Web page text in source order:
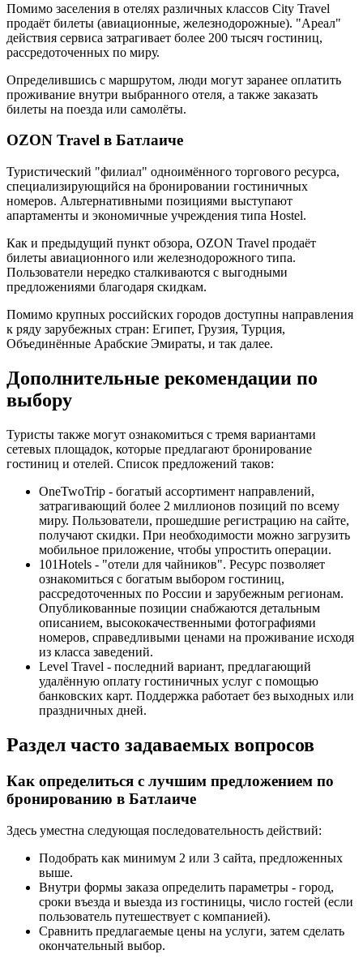
Помимо заселения в отелях различных классов City Travel
продаёт билеты (авиационные, железнодорожные). "Ареал"
действия сервиса затрагивает более 200 тысяч гостиниц,
рассредоточенных по миру.
Определившись с маршрутом, люди могут заранее оплатить
проживание внутри выбранного отеля, а также заказать
билеты на поезда или самолёты.
OZON Travel в Батлаиче
Туристический "филиал" одноимённого торгового ресурса,
специализирующийся на бронировании гостиничных
номеров. Альтернативными позициями выступают
апартаменты и экономичные учреждения типа Hostel.
Как и предыдущий пункт обзора, OZON Travel продаёт
билеты авиационного или железнодорожного типа.
Пользователи нередко сталкиваются с выгодными
предложениями благодаря скидкам.
Помимо крупных российских городов доступны направления
к ряду зарубежных стран: Египет, Грузия, Турция,
Объединённые Арабские Эмираты, и так далее.
Дополнительные рекомендации по
выбору
Туристы также могут ознакомиться с тремя вариантами
сетевых площадок, которые предлагают бронирование
гостиниц и отелей. Список предложений таков:
OneTwoTrip - богатый ассортимент направлений,
затрагивающий более 2 миллионов позиций по всему
миру. Пользователи, прошедшие регистрацию на сайте,
получают скидки. При необходимости можно загрузить
мобильное приложение, чтобы упростить операции.
101Hotels - "отели для чайников". Ресурс позволяет
ознакомиться с богатым выбором гостиниц,
рассредоточенных по России и зарубежным регионам.
Опубликованные позиции снабжаются детальным
описанием, высококачественными фотографиями
номеров, справедливыми ценами на проживание исходя
из класса заведений.
Level Travel - последний вариант, предлагающий
удалённую оплату гостиничных услуг с помощью
банковских карт. Поддержка работает без выходных или
праздничных дней.
Раздел часто задаваемых вопросов
Как определиться с лучшим предложением по
бронированию в Батлаиче
Здесь уместна следующая последовательность действий:
Подобрать как минимум 2 или 3 сайта, предложенных
выше.
Внутри формы заказа определить параметры - город,
сроки въезда и выезда из гостиницы, число гостей (если
пользователь путешествует с компанией).
Сравнить предлагаемые цены на услуги, затем сделать
окончательный выбор.